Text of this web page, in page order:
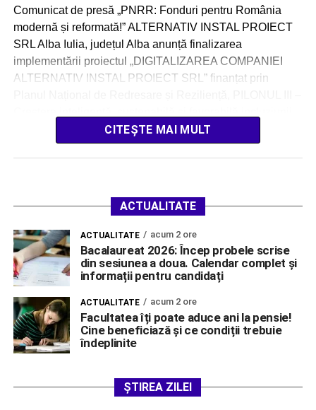
Comunicat de presă „PNRR: Fonduri pentru România
modernă și reformată!” ALTERNATIV INSTAL PROIECT
SRL Alba Iulia, județul Alba anunță finalizarea
implementării proiectul „DIGITALIZAREA COMPANIEI
ALTERNATIV INSTAL PROIECT SRL” finanțat prin
inclusiv coeziune economică, locuri de muncă,
productivitate, competitivitate, cercetare, dezvoltare […]
CITEȘTE MAI MULT
ACTUALITATE
ACTUALITATE acum 2 ore
Bacalaureat 2026: Încep probele scrise
din sesiunea a doua. Calendar complet și
informații pentru candidați
ACTUALITATE acum 2 ore
Facultatea îți poate aduce ani la pensie!
Cine beneficiază și ce condiții trebuie
îndeplinite
ȘTIREA ZILEI